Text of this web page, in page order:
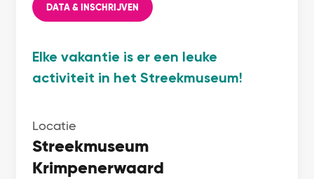
DATA & INSCHRIJVEN
Elke vakantie is er een leuke
activiteit in het Streekmuseum!
Locatie
Streekmuseum
Krimpenerwaard